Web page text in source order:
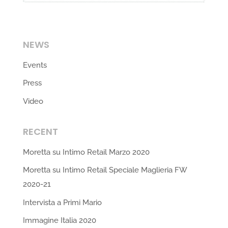
NEWS
Events
Press
Video
RECENT
Moretta su Intimo Retail Marzo 2020
Moretta su Intimo Retail Speciale Maglieria FW
2020-21
Intervista a Primi Mario
Immagine Italia 2020